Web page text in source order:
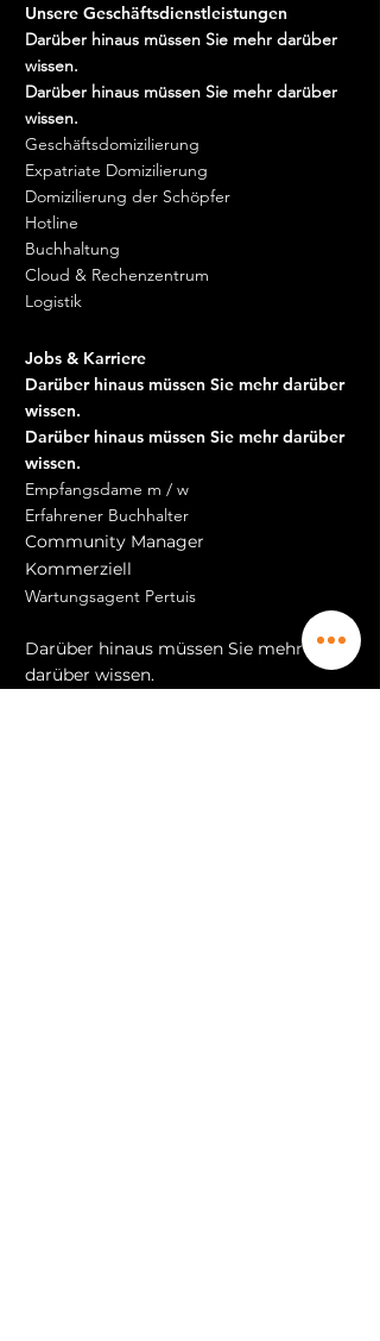
Unsere Geschäftsdienstleistungen
Darüber hinaus müssen Sie mehr darüber
wissen.
Darüber hinaus müssen Sie mehr darüber
wissen.
Geschäftsdomizilierung
Expatriate Domizilierung
Domizilierung der Schöpfer
Hotline
Buchhaltung
Cloud & Rechenzentrum
Logistik
Jobs & Karriere
Darüber hinaus müssen Sie mehr darüber
wissen.
Darüber hinaus müssen Sie mehr darüber
wissen.
Empfangsdame m / w
Erfahrener Buchhalter
Community Manager
Kommerziell
Wartungsagent Pertuis
Darüber hinaus müssen Sie mehr
darüber wissen.